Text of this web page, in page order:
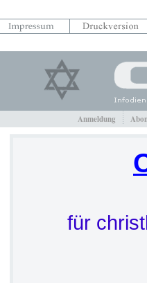
Anmeldung
für